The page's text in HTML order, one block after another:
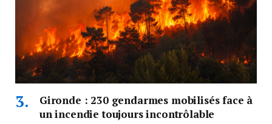
Gironde : 230 gendarmes mobilisés face à
un incendie toujours incontrôlable